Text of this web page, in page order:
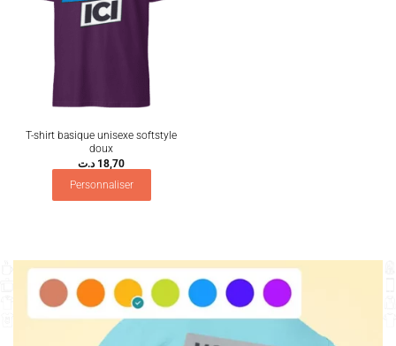
T-shirt basique unisexe softstyle
doux
18,70 د.ت
Personnaliser